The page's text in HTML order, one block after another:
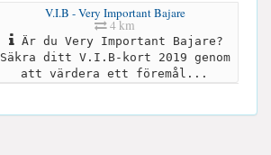
V.I.B - Very Important Bajare
4 km
Är du Very Important Bajare?
Säkra ditt V.I.B-kort 2019 genom
att värdera ett föremål...